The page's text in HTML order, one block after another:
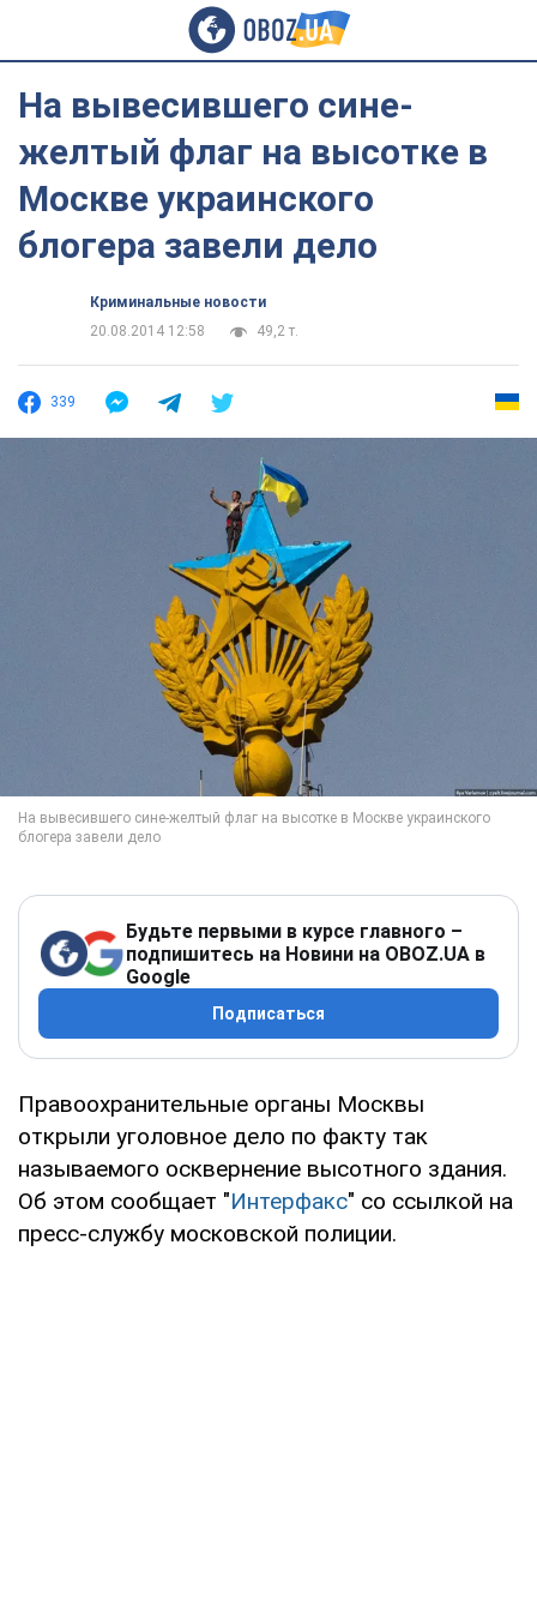
На вывесившего сине-
желтый флаг на высотке в
Москве украинского
блогера завели дело
Криминальные новости
20.08.2014 12:58
49,2 т.
339
Будьте первыми в курсе главного –
подпишитесь на Новини на OBOZ.UA в
Google
Подписаться
Правоохранительные органы Москвы
открыли уголовное дело по факту так
называемого осквернение высотного здания.
Об этом сообщает "Интерфакс" со ссылкой на
пресс-службу московской полиции.